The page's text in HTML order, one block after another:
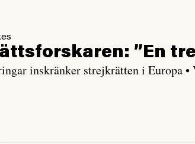
”En
inskränker strejkrätten i Europa •